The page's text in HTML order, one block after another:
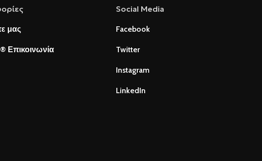
μας
Επικοινωνία
Social Media
Facebook
Twitter
Instagram
LinkedIn